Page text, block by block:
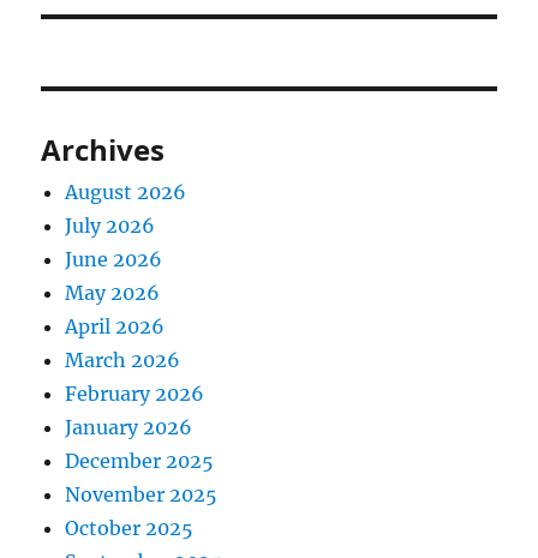
Archives
August 2026
July 2026
June 2026
May 2026
April 2026
March 2026
February 2026
January 2026
December 2025
November 2025
October 2025